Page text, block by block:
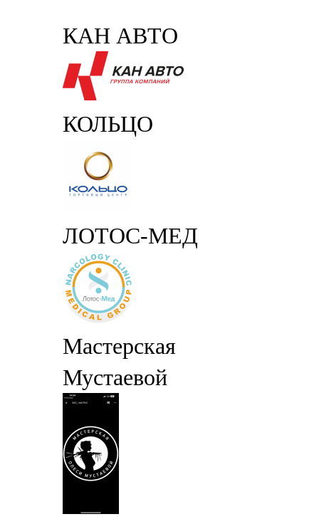
КАН АВТО
КОЛЬЦО
ЛОТОС-МЕД
Мастерская
Мустаевой